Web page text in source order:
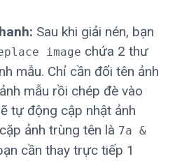
Sau khi giải nén, bạn
image chứa 2 thư
mẫu. Chỉ cần đổi tên ảnh
mẫu rồi chép đè vào
tự động cập nhật ảnh
ảnh trùng tên là 7a &
cần thay trực tiếp 1